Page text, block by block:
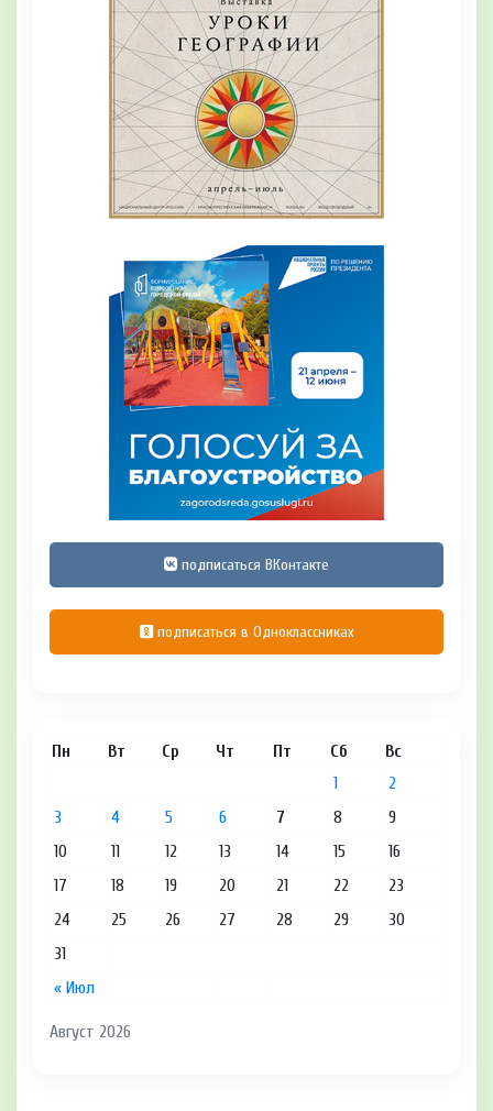
подписаться ВКонтакте
подписаться в Одноклассниках
Август 2026
Пн Вт Ср Чт Пт Сб Вс
« Июл
1
2
3
4 5 6 7 8
9
10
11 12 13 14 15
16
17
18 19 20 21 22
23
24
25 26 27 28 29
30
31